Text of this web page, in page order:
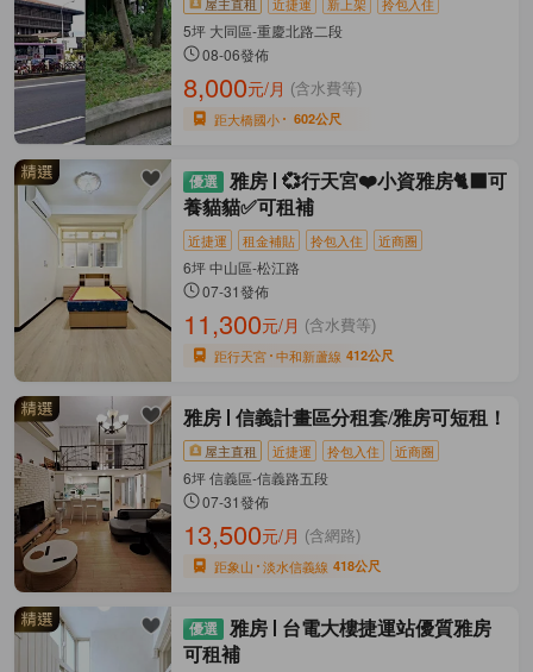
5坪 大同區-重慶北路二段
08-06發佈
8,000元/月 (含水費等)
距大橋國小 602公尺
雅房
💞行天宮❤️小資雅房🐈‍⬛可
養貓貓✅可租補
近捷運 租金補貼 拎包入住 近商圈
6坪 中山區-松江路
07-31發佈
11,300元/月 (含水費等)
距行天宮 中和新蘆線 412公尺
雅房 信義計畫區分租套/雅房可短租！
屋主直租 近捷運 拎包入住 近商圈
6坪 信義區-信義路五段
07-31發佈
13,500元/月 (含網路)
距象山 淡水信義線 418公尺
雅房
台電大樓捷運站優質雅房
可租補